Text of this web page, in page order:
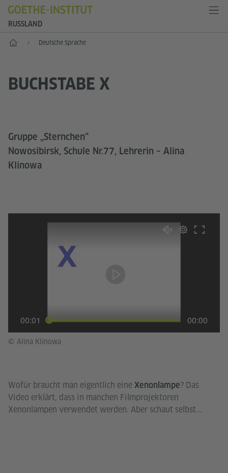
RUSSLAND
Start Deutsche Sprache
BUCHSTABE X
Gruppe „Sternchen“
Nowosibirsk, Schule Nr.77, Lehrerin – Alina
Klinowa
00:01 00:00
© Alina Klinowa
Wofür braucht man eigentlich eine Xenonlampe? Das
Video erklärt, dass in manchen Filmprojektoren
Xenonlampen verwendet werden. Aber schaut selbst...